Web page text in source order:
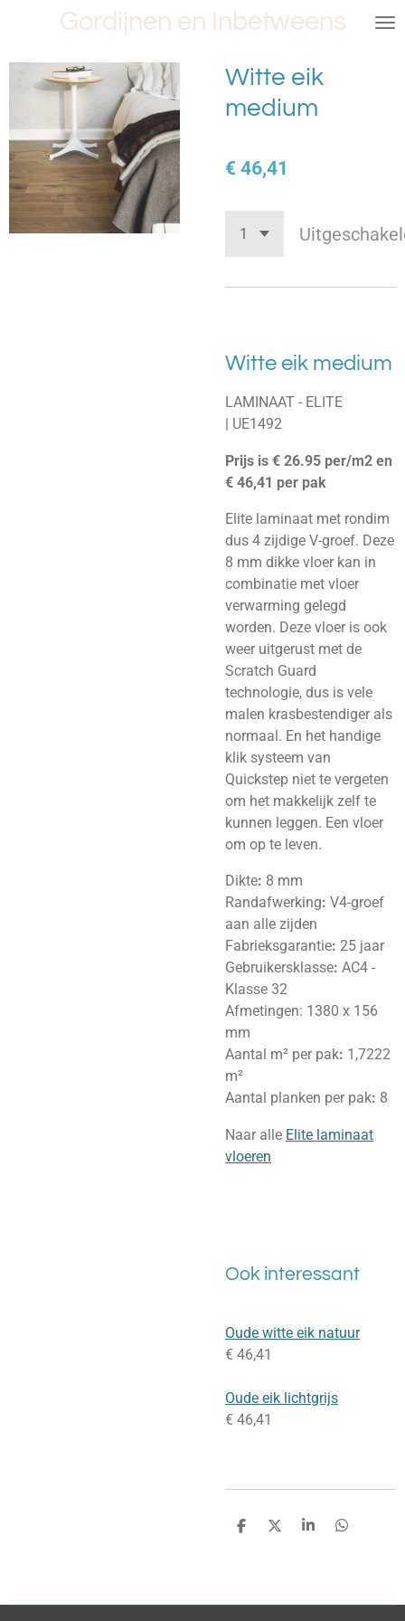
naar
Gordijnen en Inbetweens
Witte eik
medium
€ 46,41
Witte eik medium
LAMINAAT - ELITE
UE1492
Prijs is € 26.95 per/m2 en
€ 46,41 per pak
Elite laminaat met rondim
dus 4 zijdige V-groef. Deze
8 mm dikke vloer kan in
combinatie met vloer
verwarming gelegd
worden. Deze vloer is ook
weer uitgerust met de
Scratch Guard
technologie, dus is vele
malen krasbestendiger als
normaal. En het handige
klik systeem van
Quickstep niet te vergeten
om het makkelijk zelf te
kunnen leggen. Een vloer
om op te leven.
Dikte: 8 mm
Randafwerking: V4-groef
aan alle zijden
Fabrieksgarantie: 25 jaar
Gebruikersklasse: AC4 -
Klasse 32
Afmetingen: 1380 x 156
mm
Aantal m² per pak: 1,7222
m²
Aantal planken per pak: 8
Naar alle Elite laminaat
vloeren
Ook interessant
Oude witte eik natuur
€ 46,41
Oude eik lichtgrijs
€ 46,41
D
D
S
D